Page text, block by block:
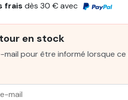
fraisdès 30 € avec
en stock
pour être informé lorsque